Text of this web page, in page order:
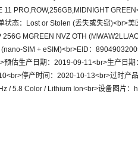
11 PRO,ROW,256GB,MIDNIGHT
状态：Lost or Stolen (丢失或失窃)<br>
256G MGREEN NVZ OTH (MWAW2LL/
(nano‑SIM + eSIM)<br>EID：
预估生产日期：2019-09-11<br>生产日
停产时间：2020-10-13<br>过时产
/ 5.8 Color / Lithium Ion<br>设备图片